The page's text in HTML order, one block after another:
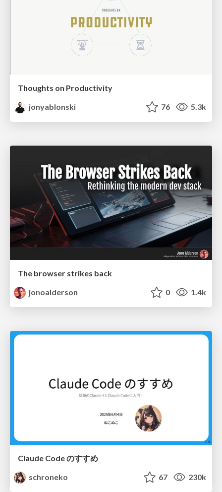
Thoughts on Productivity
jonyablonski
76 5.3k
The browser strikes back
jonoalderson
0 1.4k
Claude Code のすすめ
schroneko
67 230k